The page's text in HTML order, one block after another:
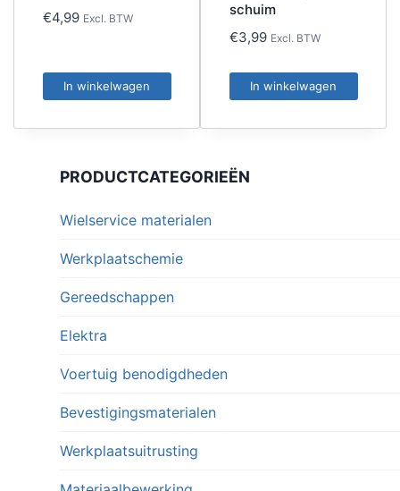
€4,99 Excl. BTW
In winkelwagen
schuim
€3,99 Excl. BTW
In winkelwagen
PRODUCTCATEGORIEËN
Wielservice materialen
Werkplaatschemie
Gereedschappen
Elektra
Voertuig benodigdheden
Bevestigingsmaterialen
Werkplaatsuitrusting